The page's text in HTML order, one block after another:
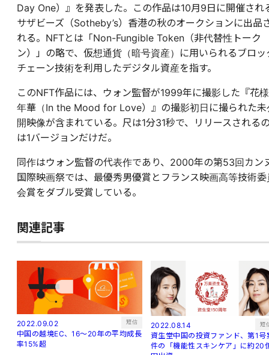
Day One）』を発表した。この作品は10月9日に開催され
サザビーズ（Sotheby’s）香港の秋のオークションに出品
れる。NFTとは「Non-Fungible Token（非代替性トーク
ン）」の略で、 仮想通貨（暗号資産）に用いられるブロッ
チェーン技術を利用したデジタル資産を指す。
このNFT作品には、ウォン監督が1999年に撮影した『花様
年華（In the Mood for Love）』の撮影初日に撮られた未
開映像が含まれている。尺は1分31秒で、リリースされる
は1バージョンだけだ。
同作はウォン監督の代表作であり、2000年の第53回カン
国際映画祭では、最優秀男優賞とフランス映画高等技術委
会賞をダブル受賞している。
関連記事
2022.09.02 短信
中国の越境EC、16～20年の平均成長
率15%超
2022.08.14 短
資生堂中国の投資ファンド、第1号
件の「機能性スキンケア」に約20